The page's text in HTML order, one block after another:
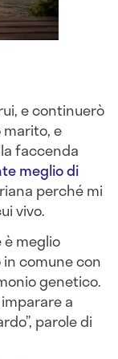
e continuerò
e
faccenda
meglio di
perché mi
vivo.
è meglio
comune con
genetico.
a
parole di